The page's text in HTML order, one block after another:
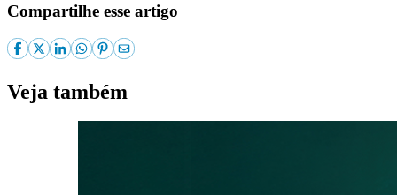
Compartilhe esse artigo
Veja também